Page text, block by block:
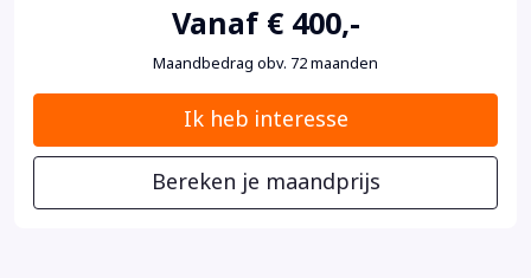
Vanaf € 400,-
Maandbedrag obv. 72 maanden
Ik heb interesse
Bereken je maandprijs